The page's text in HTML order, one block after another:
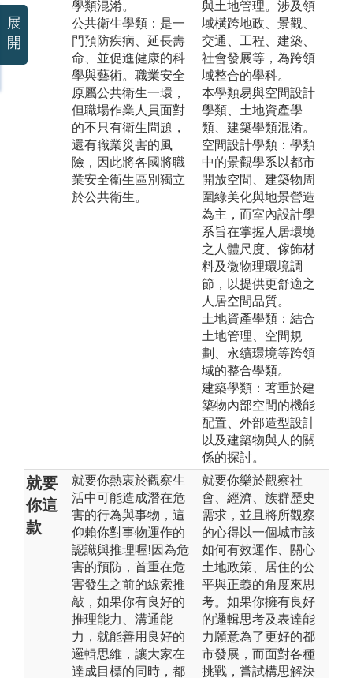
學類混淆。
公共衛生學類：是一
門預防疾病、延長壽
命、並促進健康的科
學與藝術。職業安全
原屬公共衛生一環，
但職場作業人員面對
的不只有衛生問題，
還有職業災害的風
險，因此將各國將職
業安全衛生區別獨立
於公共衛生。
與土地管理。涉及領
域橫跨地政、景觀、
交通、工程、建築、
社會發展等，為跨領
域整合的學科。
本學類易與空間設計
學類、土地資產學
類、建築學類混淆。
空間設計學類：學類
中的景觀學系以都市
開放空間、建築物周
圍綠美化與地景營造
為主，而室內設計學
系旨在掌握人居環境
之人體尺度、傢飾材
料及微物理環境調
節，以提供更舒適之
人居空間品質。
土地資產學類：結合
土地管理、空間規
劃、永續環境等跨領
域的整合學類。
建築學類：著重於建
築物內部空間的機能
配置、外部造型設計
以及建築物與人的關
係的探討。
就要
你這
款
就要你熱衷於觀察生
活中可能造成潛在危
害的行為與事物，這
仰賴你對事物運作的
認識與推理喔!因為危
害的預防，首重在危
害發生之前的線索推
敲，如果你有良好的
推理能力、溝通能
力，就能善用良好的
邏輯思維，讓大家在
達成目標的同時，都
就要你樂於觀察社
會、經濟、族群歷史
需求，並且將所觀察
的心得以一個城市該
如何有效運作、關心
土地政策、居住的公
平與正義的角度來思
考。如果你擁有良好
的邏輯思考及表達能
力願意為了更好的都
市發展，而面對各種
挑戰，嘗試構思解決
展
開